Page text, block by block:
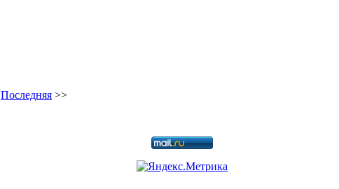
Последняя >>